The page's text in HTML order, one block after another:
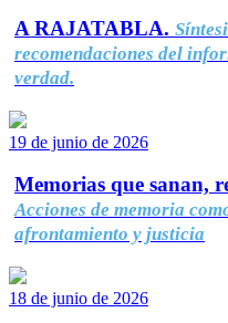
A RAJATABLA.
recomendaciones del
verdad.
19 de junio de 2026
Memorias que sanan,
Acciones de memoria
afrontamiento y justicia
18 de junio de 2026